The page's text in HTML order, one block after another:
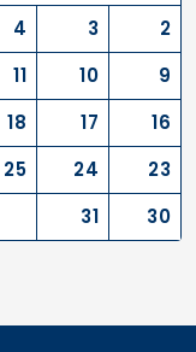
2
3
4
9
10
11
16
17
18
23
24
25
30
31